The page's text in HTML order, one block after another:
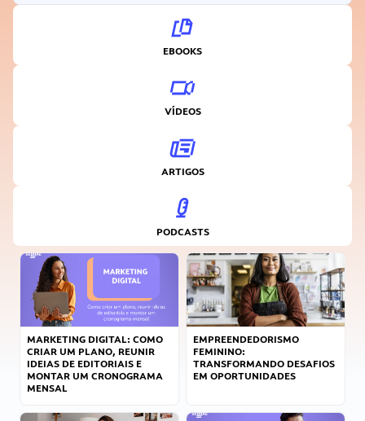
EBOOKS
VÍDEOS
ARTIGOS
PODCASTS
MARKETING DIGITAL: COMO
CRIAR UM PLANO, REUNIR
IDEIAS DE EDITORIAIS E
MONTAR UM CRONOGRAMA
MENSAL
EMPREENDEDORISMO
FEMININO:
TRANSFORMANDO DESAFIOS
EM OPORTUNIDADES